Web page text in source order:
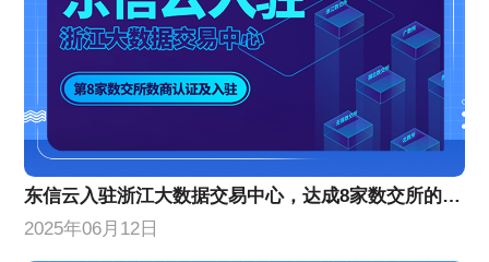
东信云入驻浙江大数据交易中心，达成8家数交所的数商认证及入驻
2025年06月12日